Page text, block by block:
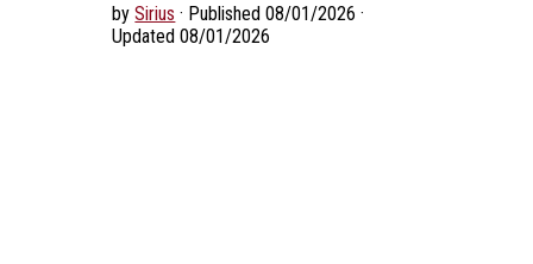
bySirius · Published08/01/2026 ·
Updated08/01/2026